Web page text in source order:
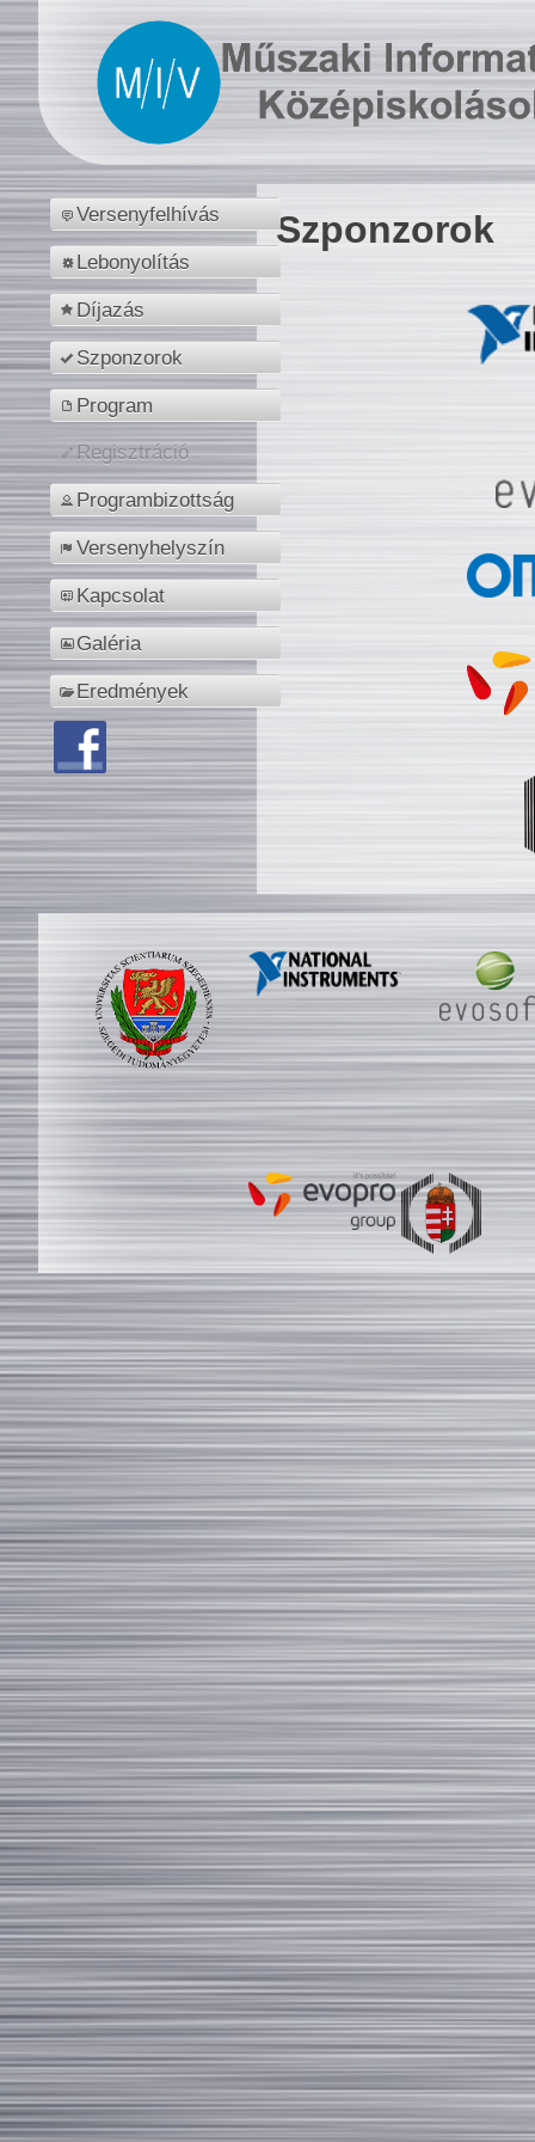
Versenyfelhívás
Lebonyolítás
Díjazás
Szponzorok
Program
Regisztráció
Programbizottság
Versenyhelyszín
Kapcsolat
Galéria
Eredmények
Szponzorok